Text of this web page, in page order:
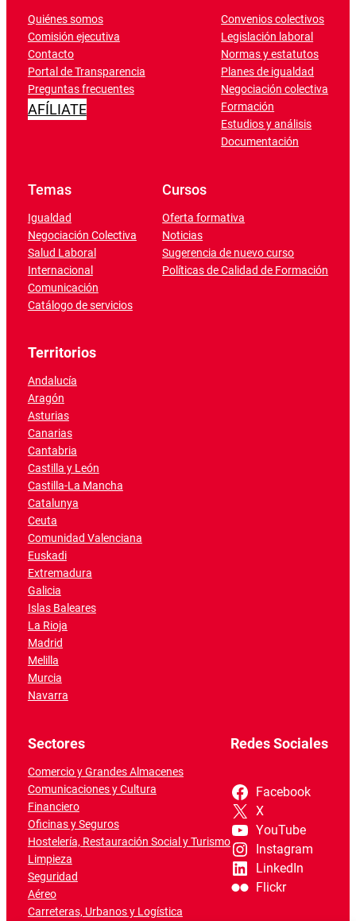
Quiénes somos
Comisión ejecutiva
Contacto
Portal de Transparencia
Preguntas frecuentes
AFÍLIATE
Convenios colectivos
Legislación laboral
Normas y estatutos
Planes de igualdad
Negociación colectiva
Formación
Estudios y análisis
Documentación
Temas
Igualdad
Negociación Colectiva
Salud Laboral
Internacional
Comunicación
Catálogo de servicios
Cursos
Oferta formativa
Noticias
Sugerencia de nuevo curso
Políticas de Calidad de Formación
Territorios
Andalucía
Aragón
Asturias
Canarias
Cantabria
Castilla y León
Castilla-La Mancha
Catalunya
Ceuta
Comunidad Valenciana
Euskadi
Extremadura
Galicia
Islas Baleares
La Rioja
Madrid
Melilla
Murcia
Navarra
Sectores
Comercio y Grandes Almacenes
Comunicaciones y Cultura
Financiero
Oficinas y Seguros
Hostelería, Restauración Social y Turismo
Limpieza
Seguridad
Aéreo
Carreteras, Urbanos y Logística
Redes Sociales
Facebook
X
YouTube
Instagram
LinkedIn
Flickr